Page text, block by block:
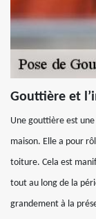
Gouttière et
Une gouttière est
maison. Elle a pour
toiture. Cela est
tout au long de la
grandement à la